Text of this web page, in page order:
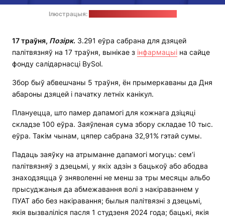
Ілюстрацыя:
17 траўня, Позірк. 3.291 еўра сабрана для дзяцей
палітвязняў на 17 траўня, вынікае з інфармацыі на сайце
фонду салідарнасці BySol.
Збор быў абвешчаны 5 траўня, ён прымеркаваны да Дня
абароны дзяцей і пачатку летніх канікул.
Плануецца, што памер дапамогі для кожнага дзіцяці
складзе 100 еўра. Заяўленая сума збору складае 10 тыс.
еўра. Такім чынам, цяпер сабрана 32,91% гэтай сумы.
Падаць заяўку на атрыманне дапамогі могуць: сем’і
палітвязняў з дзецьмі, у якіх адзін з бацькоў або абодва
знаходзяцца ў зняволенні не менш за тры месяцы альбо
прысуджаныя да абмежавання волі з накіраваннем у
ПУАТ або без накіравання; былыя палітвязні з дзецьмі,
якія вызваліліся пасля 1 студзеня 2024 года; бацькі, якія